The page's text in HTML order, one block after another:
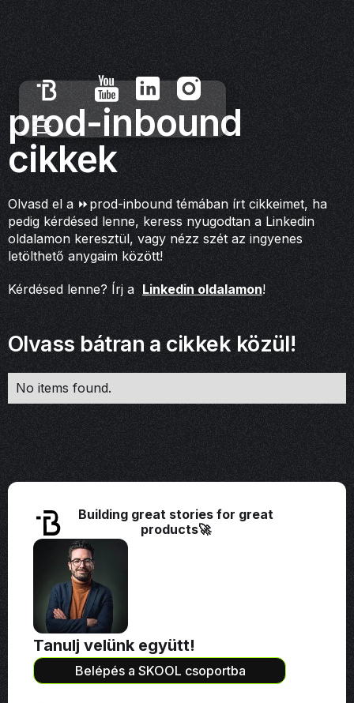
prod-inbound
cikkek
Olvasd el a ⏩prod-inbound témában írt cikkeimet, ha
pedig kérdésed lenne, keress nyugodtan a Linkedin
oldalamon keresztül, vagy nézz szét az ingyenes
letölthető anygaim között!
Kérdésed lenne? Írj a Linkedin oldalamon!
Olvass bátran a cikkek közül!
No items found.
Building great stories for great
products🚀
Tanulj velünk együtt!
Belépés a SKOOL csoportba